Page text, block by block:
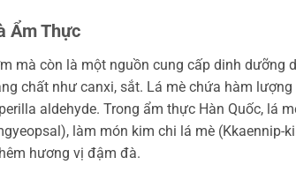
Ẩm Thực
mà còn là một nguồn cung cấp dinh dưỡng
chất như canxi, sắt. Lá mè chứa hàm
aldehyde. Trong ẩm thực Hàn Quốc, lá
làm món kim chi lá mè (Kkaennip-
hương vị đậm đà.